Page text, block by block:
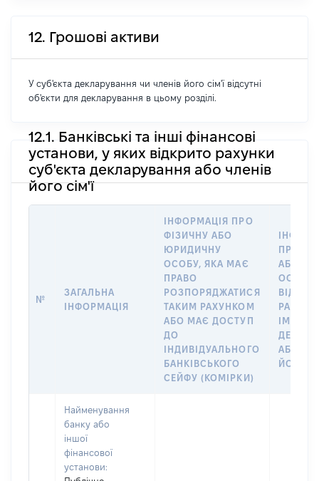
12. Грошові активи
У суб'єкта декларування чи членів його сім'ї відсутні
об'єкти для декларування в цьому розділі.
12.1. Банківські та інші фінансові
установи, у яких відкрито рахунки
суб'єкта декларування або членів
його сім'ї
№
ЗАГАЛЬНА
ІНФОРМАЦІЯ
ІНФОРМАЦІЯ ПРО
ФІЗИЧНУ АБО
ЮРИДИЧНУ
ОСОБУ, ЯКА МАЄ
ПРАВО
РОЗПОРЯДЖАТИСЯ
ТАКИМ РАХУНКОМ
АБО МАЄ ДОСТУП
ДО
ІНДИВІДУАЛЬНОГО
БАНКІВСЬКОГО
СЕЙФУ (КОМІРКИ)
ПРО
АБО
ОСОБУ,
ІМ’Я
АБО
ЙОГО
Найменування
банку або
іншої
фінансової
установи: